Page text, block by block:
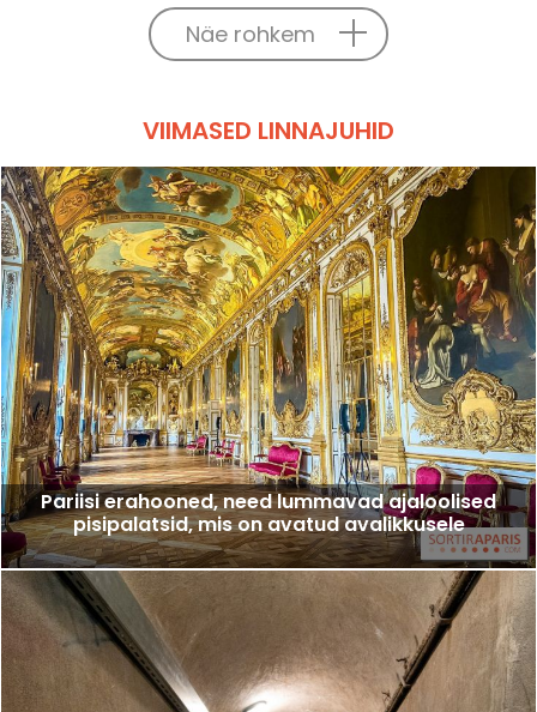
Näe rohkem
VIIMASED LINNAJUHID
Pariisi erahooned, need lummavad ajaloolised
pisipalatsid, mis on avatud avalikkusele